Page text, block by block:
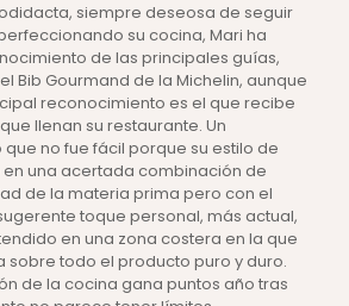
siempre deseosa de seguir
su cocina, Mari ha
de las principales guías,
Bib Gourmand de la Michelin, aunque
reconocimiento es el que recibe
llenan su restaurante. Un
no fue fácil porque su estilo de
una acertada combinación de
de la materia prima pero con el
toque personal, más actual,
en una zona costera en la que
sobre todo el producto puro y duro.
de la cocina gana puntos año tras